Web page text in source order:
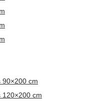
90×200 cm
120×200 cm